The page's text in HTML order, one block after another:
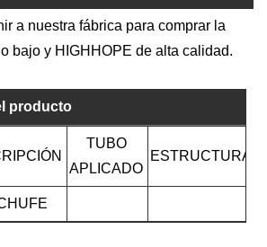
a nuestra fábrica para comprar la
bajo y HIGHHOPE de alta calidad.
producto
TUBO
APLICADO
ESTRUCTURA